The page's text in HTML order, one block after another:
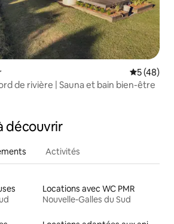
5 (48)
de rivière | Sauna et bain bien-être
découvrir
Activités
Locations avec WC PMR
Nouvelle-Galles du Sud